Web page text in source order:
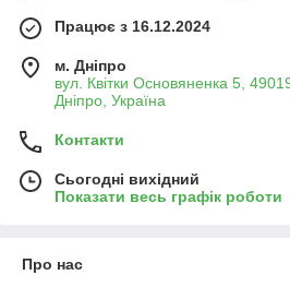
Працює з 16.12.2024
м. Дніпро
вул. Квітки Основяненка 5,
Дніпро, Україна
Контакти
Сьогодні вихідний
Показати весь графік роботи
Про нас